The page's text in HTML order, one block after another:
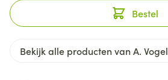
Bestel
Bekijk alle producten van A. Vogel